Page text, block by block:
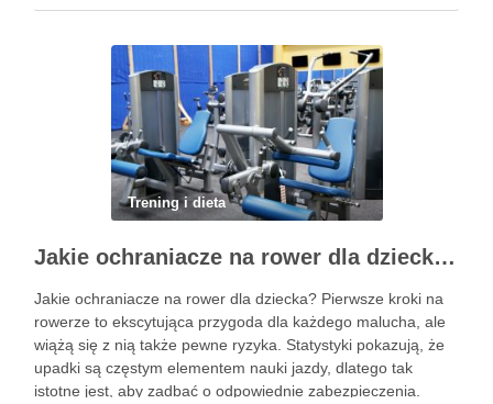
praktykowanie tej pozycji może poprawić elastyczność
Trening i dieta
Jakie ochraniacze na rower dla dziecka wybrać? Praktyczny poradnik
Jakie ochraniacze na rower dla dziecka? Pierwsze kroki na
rowerze to ekscytująca przygoda dla każdego malucha, ale
wiążą się z nią także pewne ryzyka. Statystyki pokazują, że
upadki są częstym elementem nauki jazdy, dlatego tak
istotne jest, aby zadbać o odpowiednie zabezpieczenia.